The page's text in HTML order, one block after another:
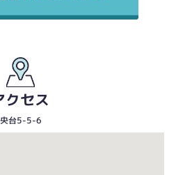
クセス
央台5-5-6